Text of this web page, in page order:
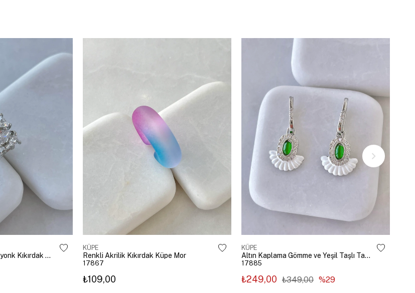
Altın Kaplama Kristal Fiyonk Kıkırdak Küpe Gümüş
KÜPE
Renkli Akrilik Kıkırdak Küpe Mor
17867
₺109,00
KÜPE
Altın Kaplama Gömme ve Yeşil Taşlı Tasarım Küpe Gümüş
17885
₺249,00 ₺349,00 %29